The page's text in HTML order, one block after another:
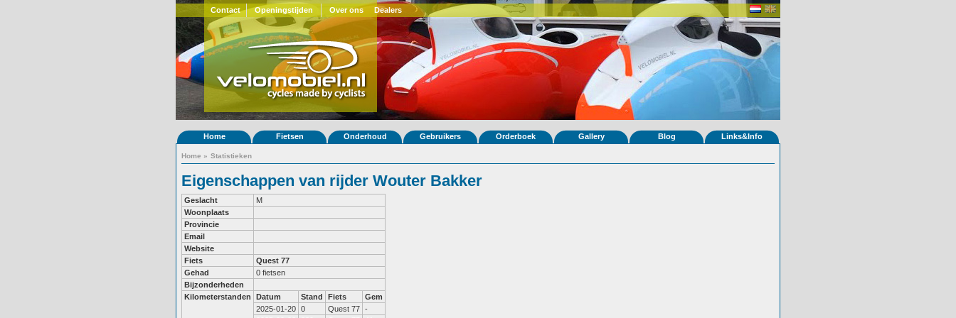
Contact Openingstijden Over ons Dealers
Home Fietsen Onderhoud Gebruikers Orderboek Gallery Blog Links&Info
Home » Statistieken
Eigenschappen van rijder Wouter Bakker
Geslacht
M
Woonplaats
Provincie
Email
Website
Fiets
Quest 77
Gehad
0 fietsen
Bijzonderheden
Kilometerstanden
Datum Stand Fiets
Gem
2025-01-20 0 Quest 77 -